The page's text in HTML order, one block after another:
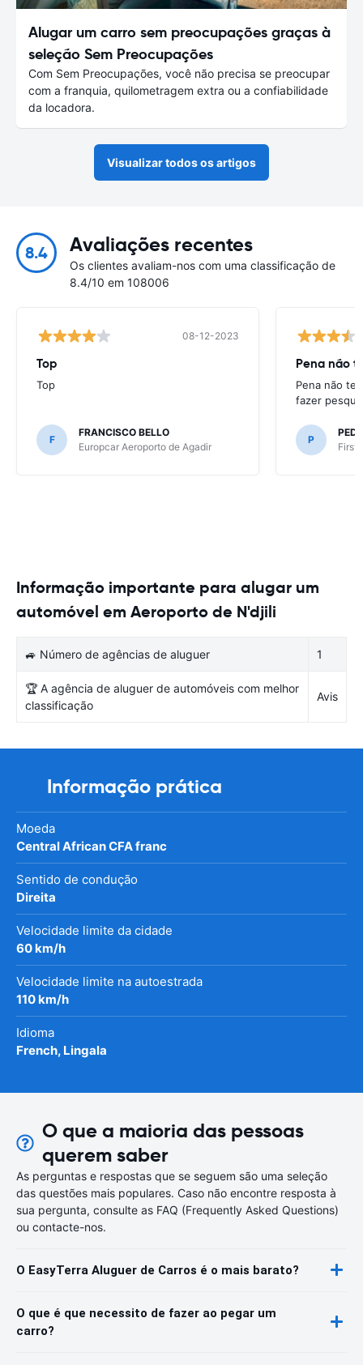
Alugar um carro sem preocupações graças à
seleção Sem Preocupações
Com Sem Preocupações, você não precisa se preocupar
com a franquia, quilometragem extra ou a confiabilidade
da locadora.
Visualizar todos os artigos
8.4 Avaliações recentes
Os clientes avaliam-nos com uma classificação de
8.4/10 em 108006
08-12-2023
Top
Top
F
FRANCISCO BELLO
Europcar Aeroporto de Agadir
Pena não
Pena não
fazer
P
First
Informação importante para alugar um
automóvel em Aeroporto de N'djili
🚙 Número de agências de aluguer 1
🏆 A agência de aluguer de automóveis com melhor
classificação
Avis
Informação prática
Moeda
Central African CFA franc
Sentido de condução
Direita
Velocidade limite da cidade
60 km/h
Velocidade limite na autoestrada
110 km/h
Idioma
French, Lingala
O que a maioria das pessoas
querem saber
As perguntas e respostas que se seguem são uma seleção
das questões mais populares. Caso não encontre resposta à
sua pergunta, consulte as FAQ (Frequently Asked Questions)
ou contacte-nos.
O EasyTerra Aluguer de Carros é o mais barato?
O que é que necessito de fazer ao pegar um
carro?